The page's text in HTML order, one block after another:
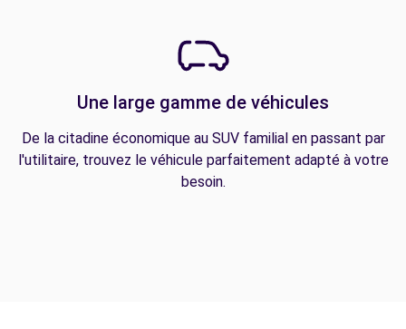
Une large gamme de véhicules
De la citadine économique au SUV familial en passant par
l'utilitaire, trouvez le véhicule parfaitement adapté à votre
besoin.